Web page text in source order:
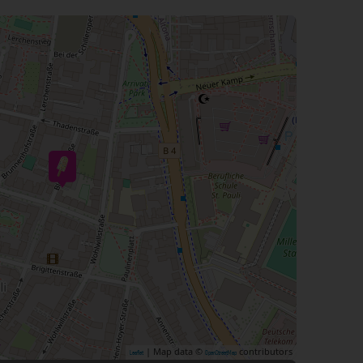
Leaflet | Map data © OpenStreetMap contributors